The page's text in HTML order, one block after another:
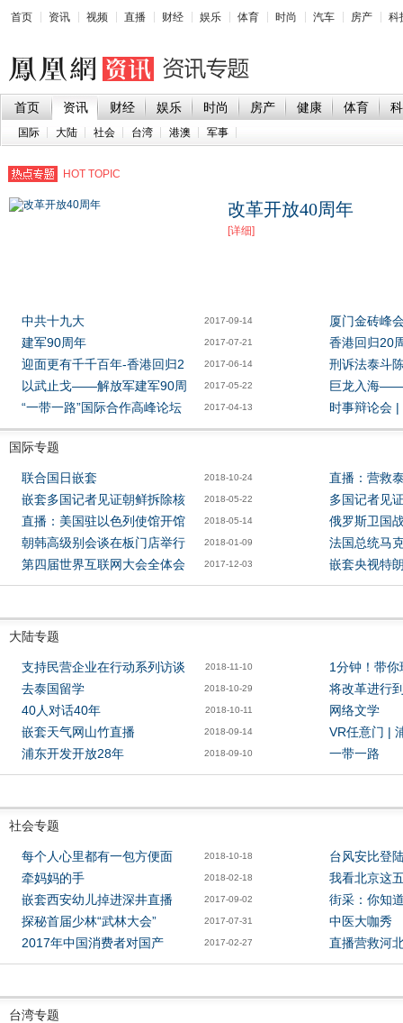
首页 资讯 视频 直播 财经 娱乐 体育 时尚 汽车 房产 科
首页 资讯 财经 娱乐 时尚 房产 健康 体育
国际 大陆 社会 台湾 港澳 军事
HOT TOPIC
改革开放40周年
[详细]
中共十九大 2017-09-14
厦门金砖峰
建军90周年
2017-07-21
香港回归20
迎面更有千千百年-香港回归2
2017-06-14
刑诉法泰斗
以武止戈——解放军建军90周
2017-05-22
巨龙入海
“一带一路”国际合作高峰论坛
2017-04-13 时事辩论会
国际专题
2018-10-24
联合国日嵌套 直播：营救
2018-05-22
嵌套多国记者见证朝鲜拆除核 多国记者见
2018-05-14
直播：美国驻以色列使馆开馆 俄罗斯卫国
2018-01-09
朝韩高级别会谈在板门店举行 法国总统马
2017-12-03
第四届世界互联网大会全体会 嵌套央视特
大陆专题
2018-11-10
支持民营企业在行动系列访谈 1分钟！带
2018-10-29
去泰国留学 将改革进行
2018-10-11
40人对话40年 网络文学
2018-09-14
嵌套天气网山竹直播 VR任意门 |
2018-09-10
浦东开发开放28年 一带一路
社会专题
2018-10-18
每个人心里都有一包方便面 台风安比登
2018-02-18
牵妈妈的手 我看北京这
2017-09-02
嵌套西安幼儿掉进深井直播 街采：你知
2017-07-31
探秘首届少林“武林大会” 中医大咖秀
2017-02-27
2017年中国消费者对国产 直播营救河
台湾专题